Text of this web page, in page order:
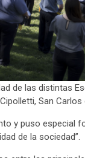
de las distintas
San
y puso especial
de la sociedad”.